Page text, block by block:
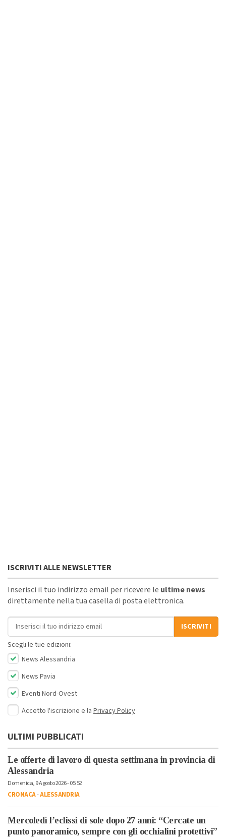
ISCRIVITI ALLE NEWSLETTER
Inserisci il tuo indirizzo email per ricevere le ultime news
direttamente nella tua casella di posta elettronica.
Indirizzo email
ISCRIVITI
Scegli le tue edizioni:
News Alessandria
News Pavia
Eventi Nord-Ovest
Accetto l'iscrizione e la Privacy Policy
ULTIMI PUBBLICATI
Le offerte di lavoro di questa settimana in provincia di
Alessandria
Domenica, 9 Agosto 2026 - 05:52
CRONACA-ALESSANDRIA
Mercoledì l’eclissi di sole dopo 27 anni: “Cercate un
punto panoramico, sempre con gli occhialini protettivi”